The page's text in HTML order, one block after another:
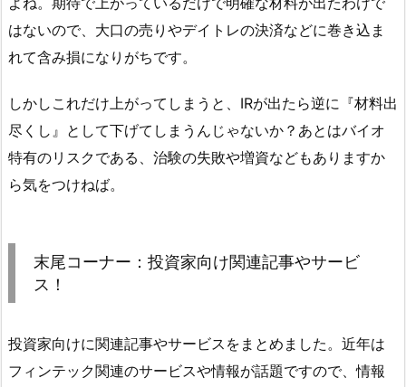
はないので、大口の売りやデイトレの決済などに巻き込ま
れて含み損になりがちです。
しかしこれだけ上がってしまうと、IRが出たら逆に『材料出
尽くし』として下げてしまうんじゃないか？あとはバイオ
特有のリスクである、治験の失敗や増資などもありますか
ら気をつけねば。
末尾コーナー：投資家向け関連記事やサービ
ス！
投資家向けに関連記事やサービスをまとめました。近年は
フィンテック関連のサービスや情報が話題ですので、情報